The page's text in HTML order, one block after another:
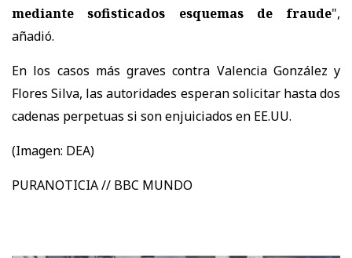
mediante sofisticados esquemas de fraude",
añadió.
En los casos más graves contra Valencia González y
Flores Silva, las autoridades esperan solicitar hasta dos
cadenas perpetuas si son enjuiciados en EE.UU.
(Imagen: DEA)
PURANOTICIA // BBC MUNDO